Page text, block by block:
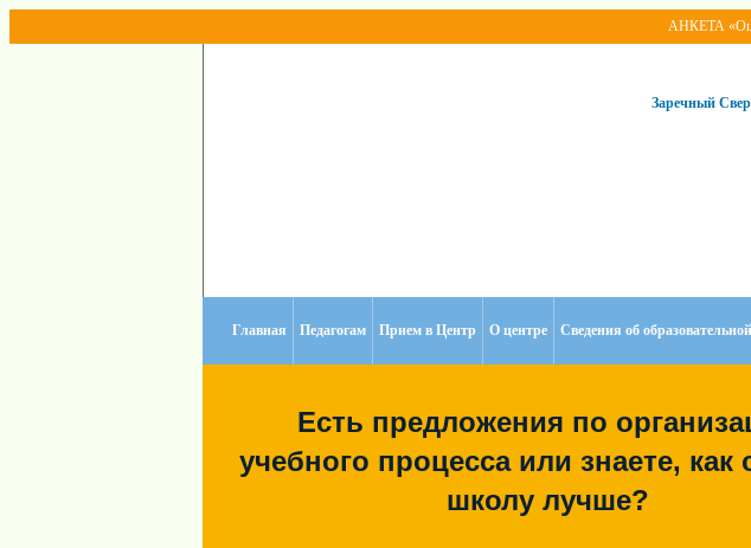
АНКЕТА
Заречный
Главная Педагогам Прием в Центр О центре Сведения об
Есть предложения по
учебного процесса или знаете, как
школу лучше?